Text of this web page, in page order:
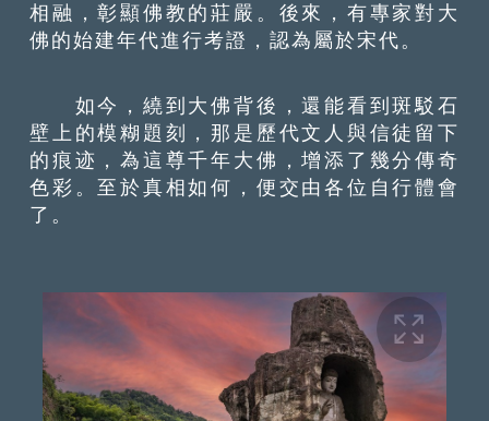
相融，彰顯佛教的莊嚴。後來，有專家對大
佛的始建年代進行考證，認為屬於宋代。
如今，繞到大佛背後，還能看到斑駁石
壁上的模糊題刻，那是歷代文人與信徒留下
的痕迹，為這尊千年大佛，增添了幾分傳奇
色彩。至於真相如何，便交由各位自行體會
了。